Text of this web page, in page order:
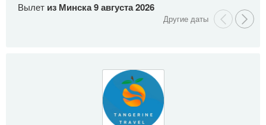
Вылет из Минска9 августа 2026